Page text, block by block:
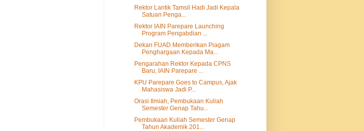
Rektor Lantik Tamsil Hadi Jadi Kepala
Satuan Penga...
Rektor IAIN Parepare Launching
Program Pengabdian ...
Dekan FUAD Memberikan Piagam
Penghargaan Kepada Ma...
Pengarahan Rektor Kepada CPNS
Baru; IAIN Parepare ...
KPU Parepare Goes to Campus, Ajak
Mahasiswa Jadi P...
Orasi Ilmiah, Pembukaan Kuliah
Semester Genap Tahu...
Pembukaan Kuliah Semester Genap
Tahun Akademik 201...